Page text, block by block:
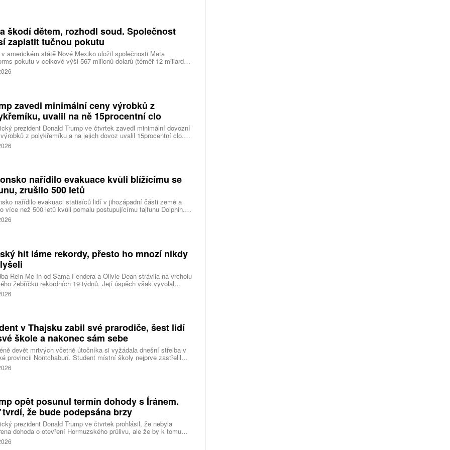
o tom informovala bez podrobností na síti Telegram.
škodí dětem, rozhodl soud. Společnost
zaplatit tučnou pokutu
americkém státě Nové Mexiko uložil společnosti Meta
pokutu v celkové výši 567 milionů dolarů (téměř 12 miliard
za újmu, kterou její platformy Facebook a Instagram působí
lidem. Firma musí změnit způsob ověřování věku.
zavedl minimální ceny výrobků z
uvalil na ně 15procentní clo
prezident Donald Trump ve čtvrtek zavedl minimální dovozní
z polykřemíku a na jejich dovoz uvalil 15procentní clo.
se používá při výrobě polovodičů a je hlavní složkou
panelů, jeho největším světovým producentem je Čína.
Reuters.nařídilo evakuace kvůli blížícímu se
zrušilo 500 letů
nařídilo evakuaci statisíců lidí v jihozápadní části země a
více než 500 letů kvůli pomalu postupujícímu tajfunu Dolphin.
meteorologů přinese tajfun do oblasti silný vítr, prudký déšť a
vlny, píše agentura Reuters. Dolphin je tajfunem první, tedy
meteorologická agentura (JMA).
hit láme rekordy, přesto ho mnozí nikdy
Rein Me In od Sama Fendera a Olivie Dean strávila na vrcholu
žebříčku rekordních 19 týdnů. Její úspěch však vyvolal
reakci. Řada lidí tvrdí, že píseň nikdy neslyšela. Hudební
totiž rozdělil do menších skupin, které poslouchají úplně jiné
v Thajsku zabil své prarodiče, šest lidí
škole a nakonec sám sebe
devět mrtvých včetně útočníka si vyžádala dnešní střelba v
provincii Nontchaburí. Student místní školy nejprve zastřelil
svého dědečka oba prarodiče a pak se vydal do školy, kde zabil
a tři žáky, dalších 15 lidí zranil a nakonec spáchal
opět posunul termín dohody s Íránem.
tvrdí, že bude podepsána brzy
prezident Donald Trump ve čtvrtek prohlásil, že nebyla
dohoda o otevření Hormuzského průlivu, ale že by k tomu
dojít brzy. Írán je mezitím nadosah dohody o tranzitu v úžině
která může pro Trumpa představovat problém.